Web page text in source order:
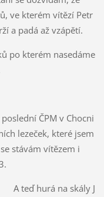
ve kterém vítězí Petr
a padá až vzápětí.
po kterém nasedáme
ČPM v Chocni
lezeček, které jsem
stávám vítězem i
A teď hurá na skály J